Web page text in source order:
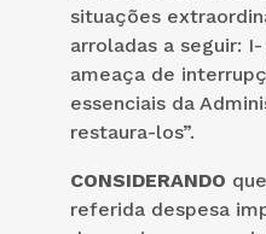
situações
arroladas a seguir:
ameaça de
essenciais da
restaura-los”.
CONSIDERANDO
referida despesa